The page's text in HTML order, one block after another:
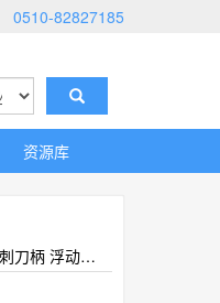
0510-82827185
资源库
AKS 机器人 浮动去毛刺刀柄 浮动刀柄